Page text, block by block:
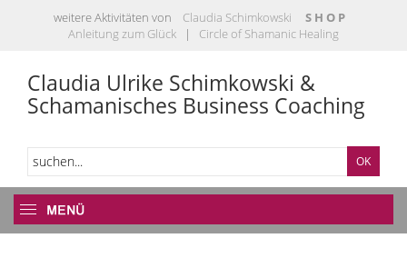
weitere Aktivitäten von Claudia Schimkowski
S H O P
Anleitung zum Glück | Circle of Shamanic Healing
Claudia Ulrike Schimkowski &
Schamanisches Business Coaching